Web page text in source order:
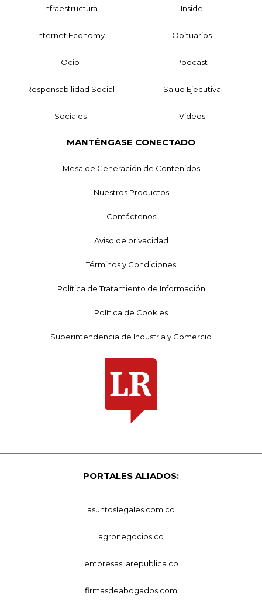
Infraestructura Inside
Internet Economy Obituarios
Ocio Podcast
Responsabilidad Social Salud Ejecutiva
Sociales Videos
MANTÉNGASE CONECTADO
Mesa de Generación de Contenidos
Nuestros Productos
Contáctenos
Aviso de privacidad
Términos y Condiciones
Política de Tratamiento de Información
Política de Cookies
Superintendencia de Industria y Comercio
PORTALES ALIADOS:
asuntoslegales.com.co
agronegocios.co
empresas.larepublica.co
firmasdeabogados.com